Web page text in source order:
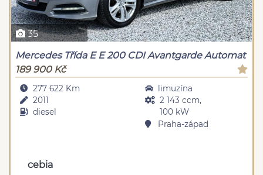
35
Mercedes Třída E E 200 CDI Avantgarde Automat
189 900 Kč
277 622 Km
2011
diesel
limuzína
2 143 ccm,
100 kW
Praha-západ
cebia